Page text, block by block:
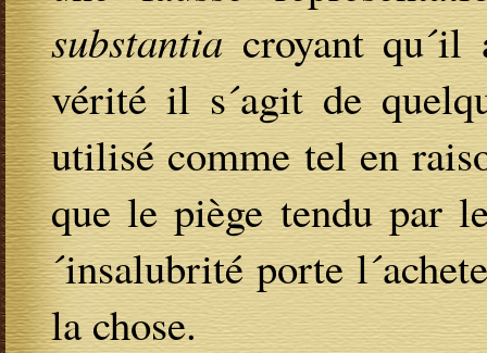
substantiacroyant qu´il
vérité il s´agit de
utilisé comme tel en
que le piège tendu par
´insalubrité porte
la chose.